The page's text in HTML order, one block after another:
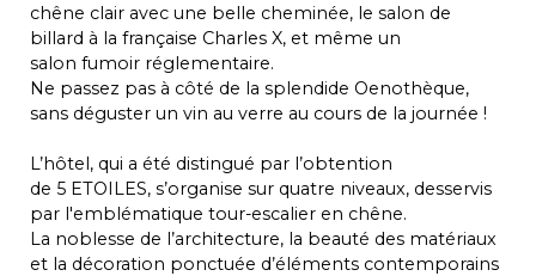
chêne clair avec une belle cheminée, le salon de
billard à la française Charles X, et même un
salon fumoir réglementaire.
Ne passez pas à côté de la splendide Oenothèque,
sans déguster un vin au verre au cours de la journée !
L’hôtel, qui a été distingué par l’obtention
de 5 ETOILES, s’organise sur quatre niveaux, desservis
par l'emblématique tour-escalier en chêne.
La noblesse de l’architecture, la beauté des matériaux
et la décoration ponctuée d’éléments contemporains